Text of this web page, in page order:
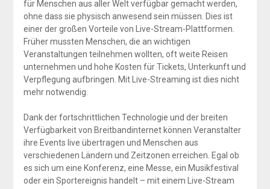
für Menschen aus aller Welt verfügbar gemacht werden,
ohne dass sie physisch anwesend sein müssen. Dies ist
einer der großen Vorteile von Live-Stream-Plattformen.
Früher mussten Menschen, die an wichtigen
Veranstaltungen teilnehmen wollten, oft weite Reisen
unternehmen und hohe Kosten für Tickets, Unterkunft und
Verpflegung aufbringen. Mit Live-Streaming ist dies nicht
mehr notwendig.
Dank der fortschrittlichen Technologie und der breiten
Verfügbarkeit von Breitbandinternet können Veranstalter
ihre Events live übertragen und Menschen aus
verschiedenen Ländern und Zeitzonen erreichen. Egal ob
es sich um eine Konferenz, eine Messe, ein Musikfestival
oder ein Sportereignis handelt – mit einem Live-Stream